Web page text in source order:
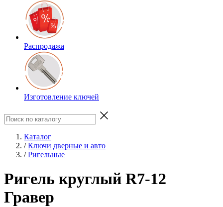
Распродажа
Изготовление ключей
Каталог
/ Ключи дверные и авто
/ Ригельные
Ригель круглый R7-12
Гравер